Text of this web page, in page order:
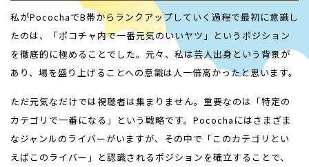
私がPocochaでB帯からランクアップしていく過程で最初に意識し
たのは、「ポコチャ内で一番元気のいいヤツ」というポジション
を徹底的に極めることでした。元々、私は芸人出身という背景が
あり、場を盛り上げることへの意識は人一倍高かったと思います。
ただ元気なだけでは視聴者は集まりません。重要なのは「特定の
カテゴリで一番になる」という戦略です。 Pococha にはさまざま
なジャンルのライバーがいますが、その中で「このカテゴリとい
えばこのライバー」と認識されるポジションを確立することで、